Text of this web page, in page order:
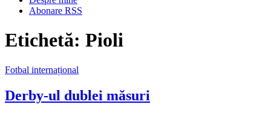
Abonare RSS
Etichetă: Pioli
Fotbal internațional
Derby-ul dublei măsuri